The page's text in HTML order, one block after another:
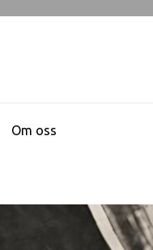
Om oss